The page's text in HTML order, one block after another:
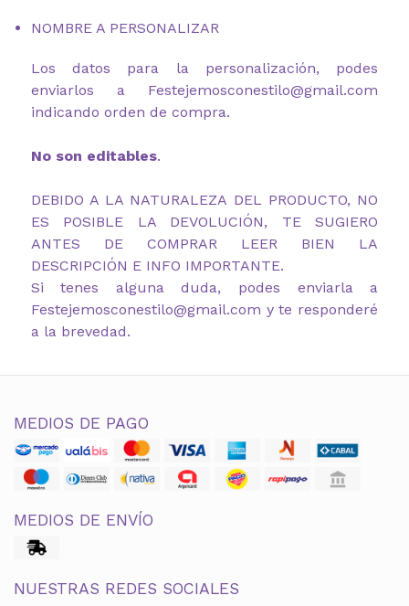
NOMBRE A PERSONALIZAR
Los datos para la personalización, podes
enviarlos a Festejemosconestilo@gmail.com
indicando orden de compra.
No son editables.
DEBIDO A LA NATURALEZA DEL PRODUCTO, NO
ES POSIBLE LA DEVOLUCIÓN, TE SUGIERO
ANTES DE COMPRAR LEER BIEN LA
DESCRIPCIÓN E INFO IMPORTANTE.
Si tenes alguna duda, podes enviarla a
Festejemosconestilo@gmail.com y te responderé
a la brevedad.
MEDIOS DE PAGO
MEDIOS DE ENVÍO
NUESTRAS REDES SOCIALES